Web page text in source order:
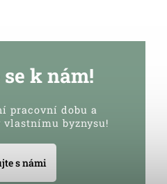
k nám!
pracovní dobu a
byznysu!
s námi